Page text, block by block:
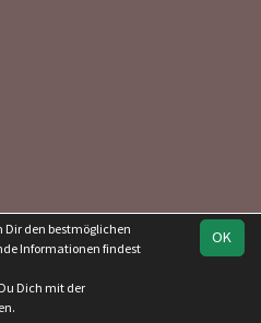
OK
Dir den bestmöglichen
Informationen findest
Dich mit der